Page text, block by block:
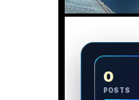
0
POSTS